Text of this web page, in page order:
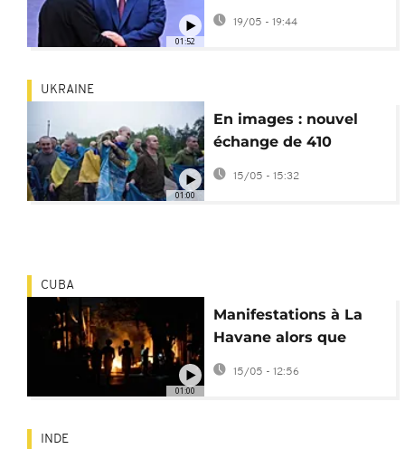
01:52
pour renforcer les
liens sino-russes
19/05 - 19:44
01:00
UKRAINE
En images : nouvel
échange de 410
prisonniers entre
Ukraine et Russie
15/05 - 15:32
01:00
CUBA
Manifestations à La
Havane alors que
Cuba fait face à une
grave pénurie de
15/05 - 12:56
INDE